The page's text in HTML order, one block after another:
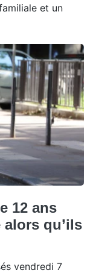
et un
12 ans
qu’ils
vendredi 7